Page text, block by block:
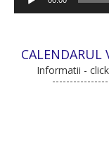
CALENDARUL
Informatii -